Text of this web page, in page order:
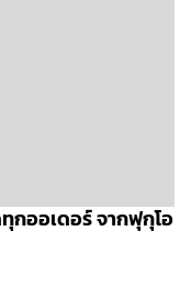
กออเดอร์ จากฟุกุโอ